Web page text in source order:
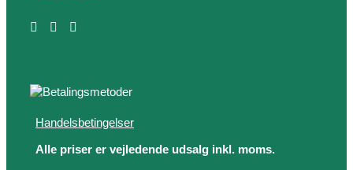
Handelsbetingelser
Alle priser er vejledende udsalg inkl. moms.